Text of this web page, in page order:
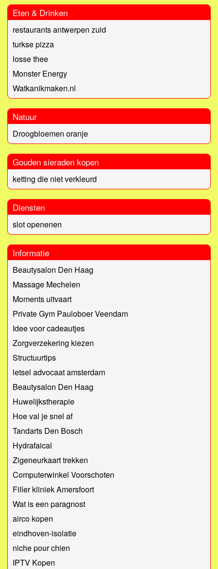
Eten & Drinken
restaurants antwerpen zuid
turkse pizza
losse thee
Monster Energy
Watkanikmaken.nl
Natuur
Droogbloemen oranje
Gouden sieraden kopen
ketting die niet verkleurd
Diensten
slot openenen
Informatie
Beautysalon Den Haag
Massage Mechelen
Moments uitvaart
Private Gym Pauloboer Veendam
Idee voor cadeautjes
Zorgverzekering kiezen
Structuurtips
letsel advocaat amsterdam
Beautysalon Den Haag
Huwelijkstherapie
Hoe val je snel af
Tandarts Den Bosch
Hydrafaical
Zigeneurkaart trekken
Computerwinkel Voorschoten
Filler kliniek Amersfoort
Wat is een paragnost
airco kopen
eindhoven-isolatie
niche pour chien
IPTV Kopen